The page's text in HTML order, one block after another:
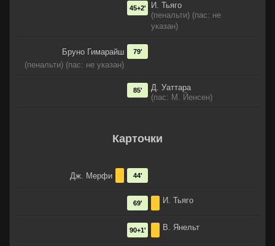
И. Тьяго
(пенальти) (пас: не
указан)
45+2'
Бруно Гимарайш
(пенальти) (пас: не указан)
79'
Д. Уаттара
(пас: М. Йенсен)
85'
Карточки
Дж. Мерфи 44'
И. Тьяго
69'
В. Янельт
90+1'